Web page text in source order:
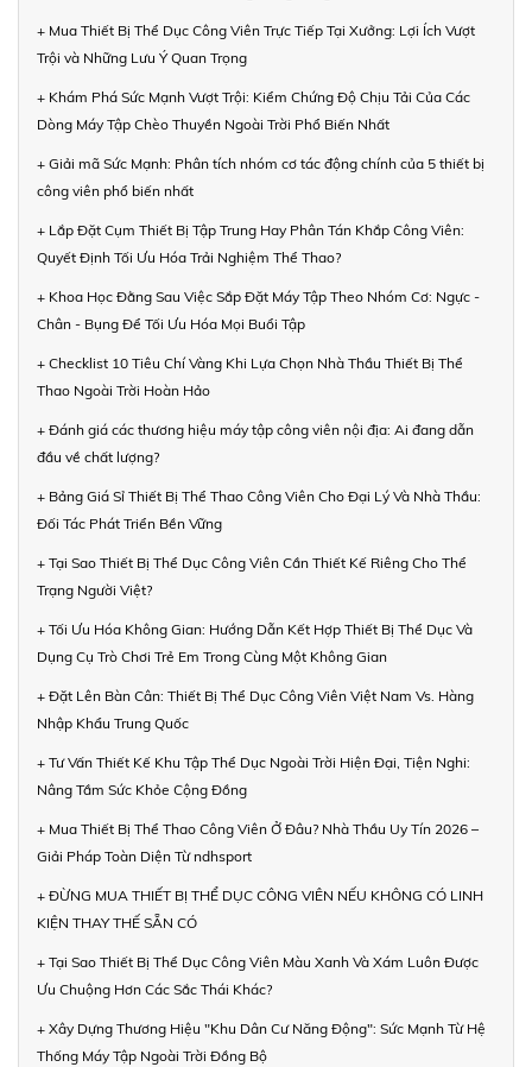
+ Mua Thiết Bị Thể Dục Công Viên Trực Tiếp Tại Xưởng: Lợi Ích Vượt
Trội và Những Lưu Ý Quan Trọng
+ Khám Phá Sức Mạnh Vượt Trội: Kiểm Chứng Độ Chịu Tải Của Các
Dòng Máy Tập Chèo Thuyền Ngoài Trời Phổ Biến Nhất
+ Giải mã Sức Mạnh: Phân tích nhóm cơ tác động chính của 5 thiết bị
công viên phổ biến nhất
+ Lắp Đặt Cụm Thiết Bị Tập Trung Hay Phân Tán Khắp Công Viên:
Quyết Định Tối Ưu Hóa Trải Nghiệm Thể Thao?
+ Khoa Học Đằng Sau Việc Sắp Đặt Máy Tập Theo Nhóm Cơ: Ngực -
Chân - Bụng Để Tối Ưu Hóa Mọi Buổi Tập
+ Checklist 10 Tiêu Chí Vàng Khi Lựa Chọn Nhà Thầu Thiết Bị Thể
Thao Ngoài Trời Hoàn Hảo
+ Đánh giá các thương hiệu máy tập công viên nội địa: Ai đang dẫn
đầu về chất lượng?
+ Bảng Giá Sỉ Thiết Bị Thể Thao Công Viên Cho Đại Lý Và Nhà Thầu:
Đối Tác Phát Triển Bền Vững
+ Tại Sao Thiết Bị Thể Dục Công Viên Cần Thiết Kế Riêng Cho Thể
Trạng Người Việt?
+ Tối Ưu Hóa Không Gian: Hướng Dẫn Kết Hợp Thiết Bị Thể Dục Và
Dụng Cụ Trò Chơi Trẻ Em Trong Cùng Một Không Gian
+ Đặt Lên Bàn Cân: Thiết Bị Thể Dục Công Viên Việt Nam Vs. Hàng
Nhập Khẩu Trung Quốc
+ Tư Vấn Thiết Kế Khu Tập Thể Dục Ngoài Trời Hiện Đại, Tiện Nghi:
Nâng Tầm Sức Khỏe Cộng Đồng
+ Mua Thiết Bị Thể Thao Công Viên Ở Đâu? Nhà Thầu Uy Tín 2026 –
Giải Pháp Toàn Diện Từ ndhsport
+ ĐỪNG MUA THIẾT BỊ THỂ DỤC CÔNG VIÊN NẾU KHÔNG CÓ LINH
KIỆN THAY THẾ SẴN CÓ
+ Tại Sao Thiết Bị Thể Dục Công Viên Màu Xanh Và Xám Luôn Được
Ưu Chuộng Hơn Các Sắc Thái Khác?
+ Xây Dựng Thương Hiệu "Khu Dân Cư Năng Động": Sức Mạnh Từ Hệ
Thống Máy Tập Ngoài Trời Đồng Bộ